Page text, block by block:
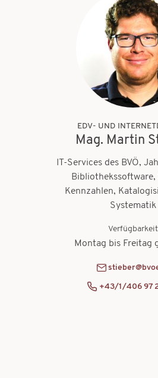
EDV- UND
Mag. Martin
IT-Services des BVÖ,
Kennzahlen,
Systematik
Verfügbarkeit
Montag bis Freitag
+43/1/406 97